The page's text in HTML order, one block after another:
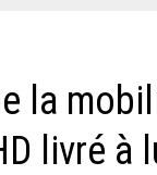
la
livré à